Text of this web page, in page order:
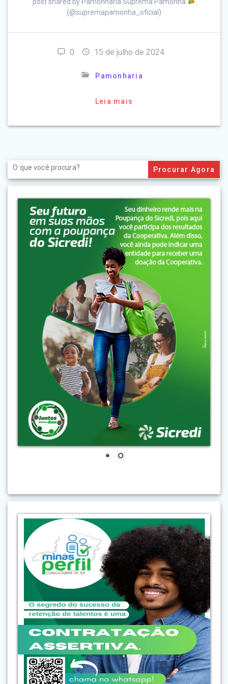
(@supremapamonha_oficial)
0 15 de julho de 2024
Pamonharia
Leia mais
Search
for: